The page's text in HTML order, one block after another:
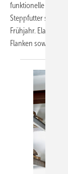
funktionelle
Steppfutter
Frühjahr.
Flanken sowie